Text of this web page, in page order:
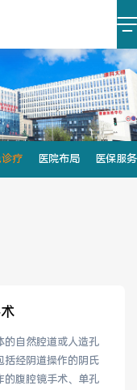
医院文化
环境照片
疗 医院布局 医保服务
的自然腔道或人造孔
括经阴道操作的阴氏
的腹腔镜手术、单孔